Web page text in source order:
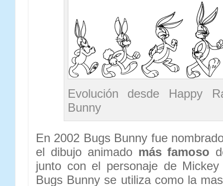
Evolución desde Happy
Bunny
En 2002 Bugs Bunny fue
el dibujo animado más famoso
junto con el personaje de
Bugs Bunny se utiliza como la